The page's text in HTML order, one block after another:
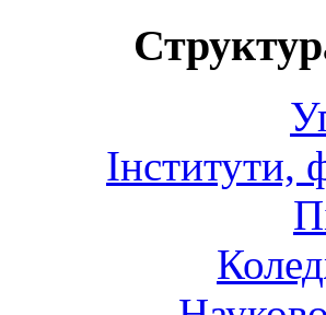
Інститути,